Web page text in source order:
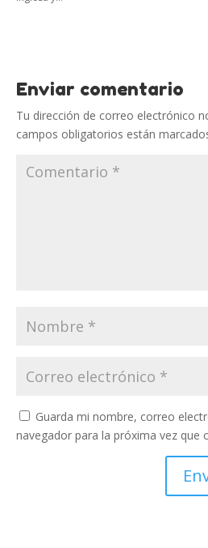
Enviar comentario
Tu dirección de correo electrónico
campos obligatorios están
Guarda mi nombre, correo
navegador para la próxima vez que